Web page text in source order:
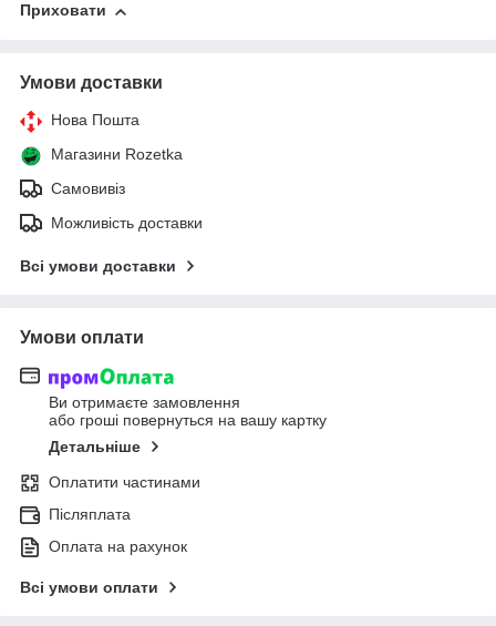
Приховати
Умови доставки
Нова Пошта
Магазини Rozetka
Самовивіз
Можливість доставки
Всі умови доставки
Умови оплати
Ви отримаєте замовлення
або гроші повернуться на вашу картку
Детальніше
Оплатити частинами
Післяплата
Оплата на рахунок
Всі умови оплати